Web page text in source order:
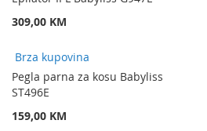
309,00 KM
Brza kupovina
Pegla parna za kosu Babyliss
ST496E
159,00 KM